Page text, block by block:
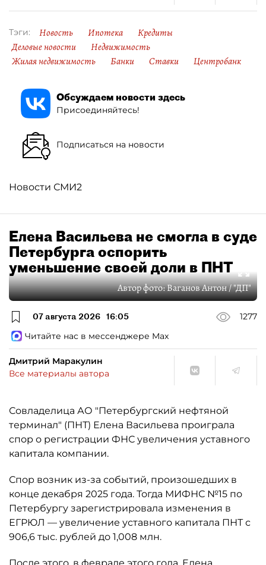
Тэги: Новость Ипотека
Кредиты
Деловые новости
Недвижимость
Жилая недвижимость
Банки Ставки Центробанк
Обсуждаем новости здесь
Присоединяйтесь!
Подписаться на новости
Новости СМИ2
Елена Васильева не смогла в суде
Петербурга оспорить
уменьшение своей доли в ПНТ
Автор фото:Ваганов Антон / "ДП"
07 августа 2026 16:05
1277
Читайте нас в мессенджере Max
Дмитрий Маракулин
Все материалы автора
Совладелица АО "Петербургский нефтяной
терминал" (ПНТ) Елена Васильева проиграла
спор о регистрации ФНС увеличения уставного
капитала компании.
Спор возник из-за событий, произошедших в
конце декабря 2025 года. Тогда МИФНС №15 по
Петербургу зарегистрировала изменения в
ЕГРЮЛ — увеличение уставного капитала ПНТ с
906,6 тыс. рублей до 1,008 млн.